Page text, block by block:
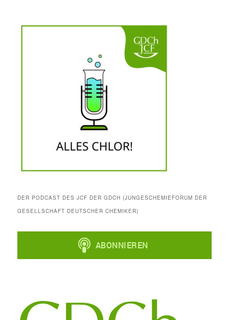
DER PODCAST DES JCF DER GDCH (JUNGESCHEMIEFORUM DER
GESELLSCHAFT DEUTSCHER CHEMIKER)